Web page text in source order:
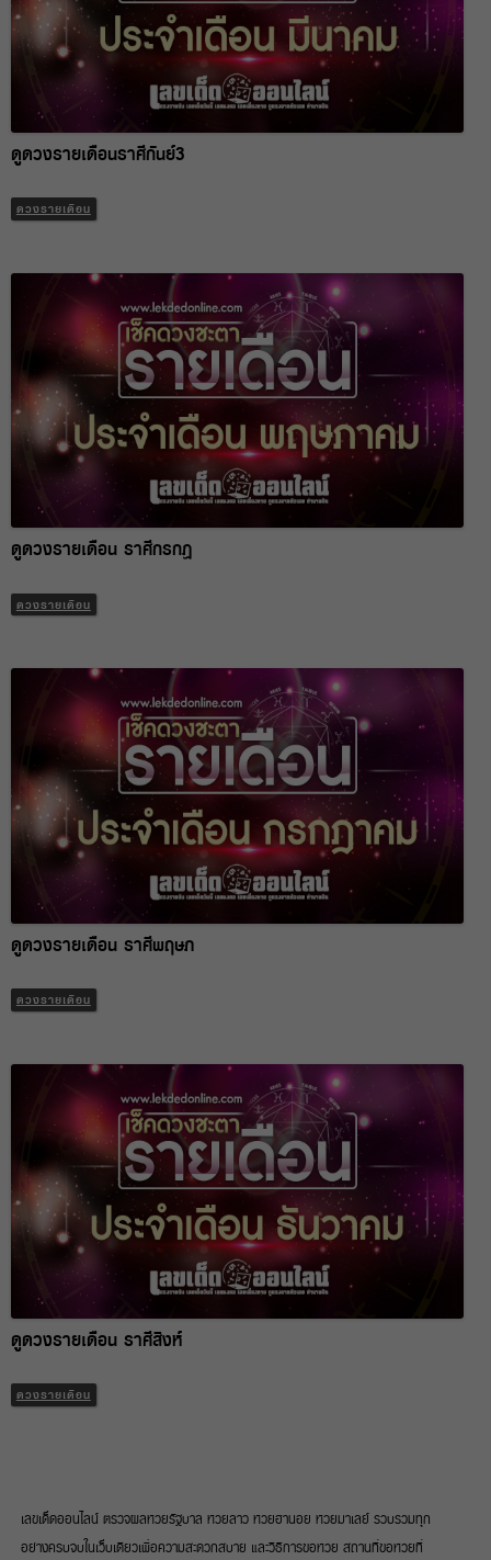
ดูดวงรายเดือนราศีกันย์3
ดวงรายเดือน
ดูดวงรายเดือน ราศีกรกฎ
ดวงรายเดือน
ดูดวงรายเดือน ราศีพฤษภ
ดวงรายเดือน
ดูดวงรายเดือน ราศีสิงห์
ดวงรายเดือน
เลขเด็ดออนไลน์ ตรวจผลหวยรัฐบาล หวยลาว หวยฮานอย หวยมาเลย์ รวบรวมทุก
อย่างครบจบในเว็บเดียวเพื่อความสะดวกสบาย และวิธีการขอหวย สถานที่ขอหวยที่